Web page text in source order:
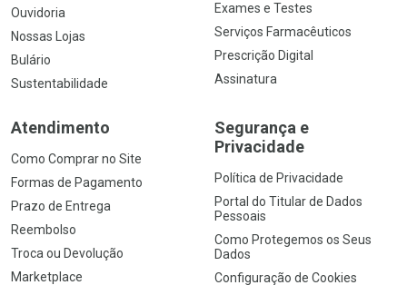
Ouvidoria
Nossas Lojas
Bulário
Sustentabilidade
Exames e Testes
Serviços Farmacêuticos
Prescrição Digital
Assinatura
Atendimento
Como Comprar no Site
Formas de Pagamento
Prazo de Entrega
Reembolso
Troca ou Devolução
Marketplace
Segurança e
Privacidade
Política de Privacidade
Portal do Titular de Dados
Pessoais
Como Protegemos os Seus
Dados
Configuração de Cookies